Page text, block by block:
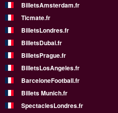
BilletsAmsterdam.fr
Ticmate.fr
BilletsLondres.fr
BilletsDubai.fr
BilletsPrague.fr
BilletsLosAngeles.fr
BarceloneFootball.fr
Billets Munich.fr
SpectaclesLondres.fr